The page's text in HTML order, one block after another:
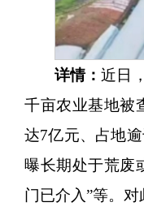
详情：近日
千亩农业基地被
达7亿元、占地
曝长期处于荒废
门已介入”等。对